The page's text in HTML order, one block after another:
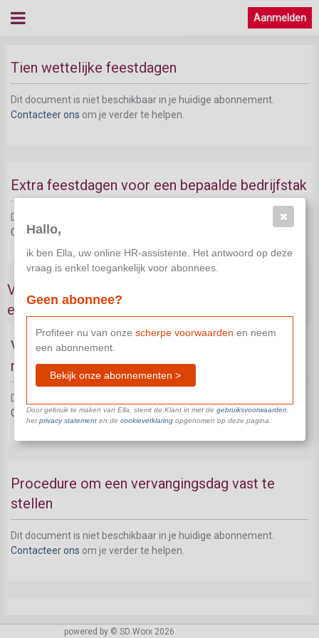
Aanmelden
Tien wettelijke feestdagen
Dit document is niet beschikbaar in je huidige abonnement.
Contacteer ons om je verder te helpen.
Extra feestdagen voor een bepaalde bedrijfstak
Dit document is niet beschikbaar in je huidige abonnement.
Contacteer ons
Vervanging van een feestdag die samenvalt met
een inactiviteitsdag
Vervanging van een feestdag die samenvalt
met een inactiviteitsdag: principe
Dit document is niet beschikbaar in je huidige abonnement.
Contacteer onsom je verder te helpen.
Procedure om een vervangingsdag vast te
stellen
Dit document is niet beschikbaar in je huidige abonnement.
Contacteer ons om je verder te helpen.
Wanneer moeten de vervangingsdagen
powered by © SD Worx 2026
Hallo,
ik ben Ella, uw online HR-assistente. Het antwoord op deze
vraag is enkel toegankelijk voor abonnees.
Geen abonnee?
Profiteer nu van onze scherpe voorwaarden en neem
een abonnement.
Bekijk onze abonnementen >
Door gebruik te maken van Ella, stemt de Klant in met de gebruiksvoorwaarden
het privacy statementen de cookieverklaringopgenomen op deze pagina.